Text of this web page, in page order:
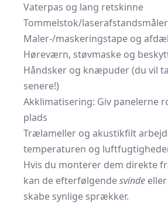
Vaterpas og lang retskinne
Tommelstok/laserafstandsmåler
Maler-/maskeringstape og
Høreværn, støvmaske og
Håndsker og knæpuder (du vil
senere!)
Akklimatisering: Giv panelerne
plads
Trælameller og akustikfilt
temperaturen og
Hvis du monterer dem direkte
kan de efterfølgendesvinde eller
skabe synlige sprækker.